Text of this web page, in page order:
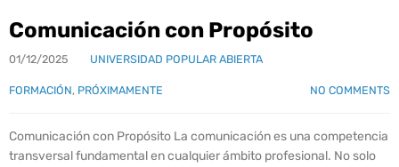
Comunicación con Propósito
01/12/2025 UNIVERSIDAD POPULAR ABIERTA
FORMACIÓN, PRÓXIMAMENTE NO COMMENTS
Comunicación con Propósito La comunicación es una competencia
transversal fundamental en cualquier ámbito profesional. No solo